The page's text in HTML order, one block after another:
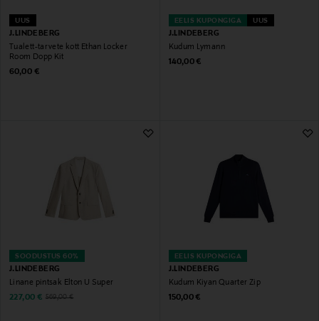
UUS
J.LINDEBERG
Tualett-tarvete kott Ethan Locker
Room Dopp Kit
Original Price
60,00 €
EELIS KUPONGIGA UUS
J.LINDEBERG
Kudum Lymann
Original Price
140,00 €
SOODUSTUS 60%
J.LINDEBERG
Linane pintsak Elton U Super
Discounted Price
227,00 € Original Price
569,00 €
EELIS KUPONGIGA
J.LINDEBERG
Kudum Kiyan Quarter Zip
Original Price
150,00 €